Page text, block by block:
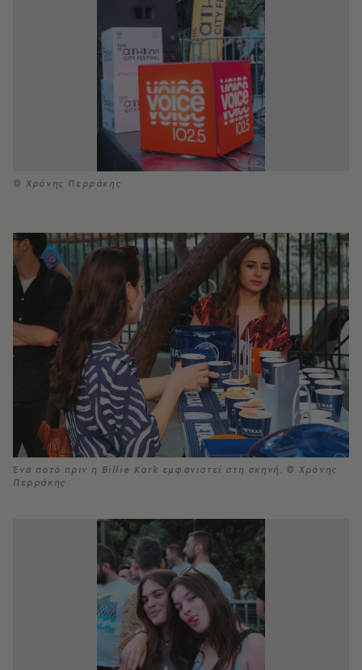
© Χρόνης Περράκης
Ένα ποτό πριν η Billie Kark εμφανιστεί στη σκηνή. © Χρόνης
Περράκης